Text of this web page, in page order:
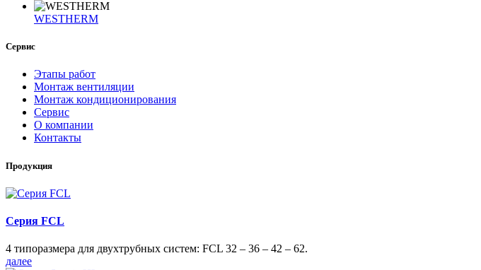
WESTHERM
Сервис
Этапы работ
Монтаж вентиляции
Монтаж кондиционирования
Сервис
О компании
Контакты
Продукция
Серия FCL
4 типоразмера для двухтрубных систем: FCL 32 – 36 – 42 – 62.
далее